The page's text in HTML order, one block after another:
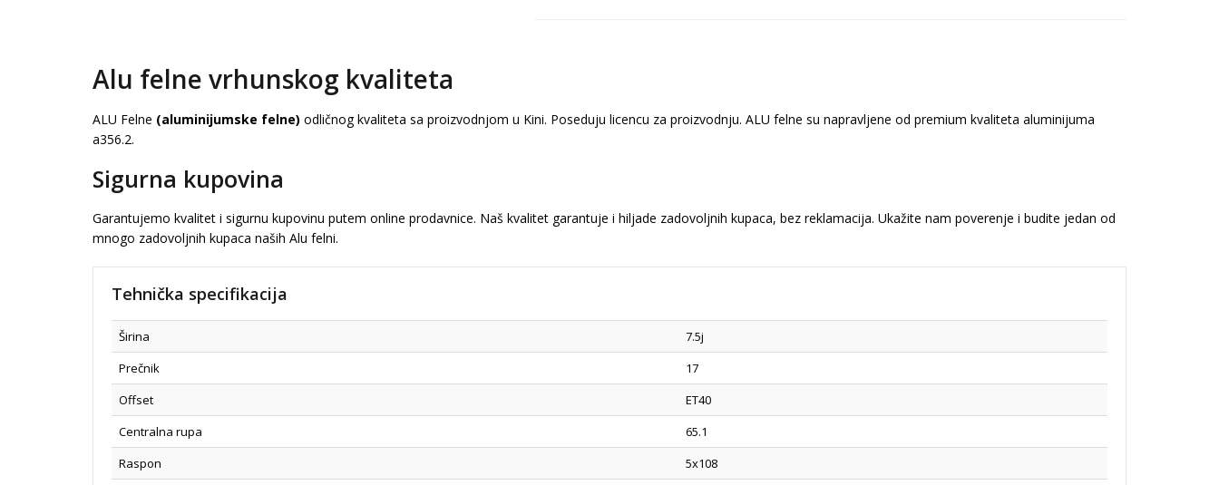
Alu felne vrhunskog kvaliteta
ALU Felne (aluminijumske felne) odličnog kvaliteta sa proizvodnjom u Kini. Poseduju licencu za proizvodnju. ALU felne su napravljene od premium kvaliteta aluminijuma
a356.2.
Sigurna kupovina
Garantujemo kvalitet i sigurnu kupovinu putem online prodavnice. Naš kvalitet garantuje i hiljade zadovoljnih kupaca, bez reklamacija. Ukažite nam poverenje i budite jedan od
mnogo zadovoljnih kupaca naših Alu felni.
Tehnička specifikacija
Širina
7.5j
Prečnik
17
Offset
ET40
Centralna rupa
65.1
Raspon
5x108